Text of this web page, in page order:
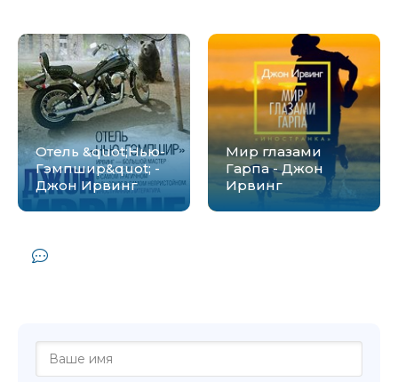
Отель &quot;Нью-
Гэмпшир&quot; -
Джон Ирвинг
Мир глазами
Гарпа - Джон
Ирвинг